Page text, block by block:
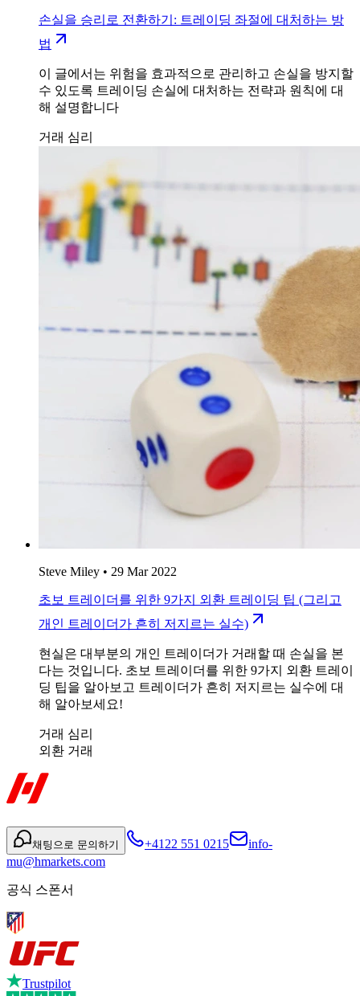
손실을 승리로 전환하기: 트레이딩 좌절에 대처하는 방
법
이 글에서는 위험을 효과적으로 관리하고 손실을 방지할
수 있도록 트레이딩 손실에 대처하는 전략과 원칙에 대
해 설명합니다
거래 심리
Steve Miley • 29 Mar 2022
초보 트레이더를 위한 9가지 외환 트레이딩 팁 (그리고
개인 트레이더가 흔히 저지르는 실수)
현실은 대부분의 개인 트레이더가 거래할 때 손실을 본
다는 것입니다. 초보 트레이더를 위한 9가지 외환 트레이
딩 팁을 알아보고 트레이더가 흔히 저지르는 실수에 대
해 알아보세요!
거래 심리
외환 거래
채팅으로 문의하기 +4122 551 0215
info-
mu@hmarkets.com
공식 스폰서
Trustpilot